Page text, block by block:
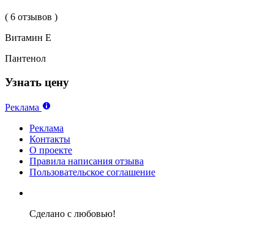
( 6 отзывов )
Витамин Е
Пантенол
Узнать цену
Реклама
Реклама
Контакты
О проекте
Правила написания отзыва
Пользовательское соглашение
Сделано с любовью!